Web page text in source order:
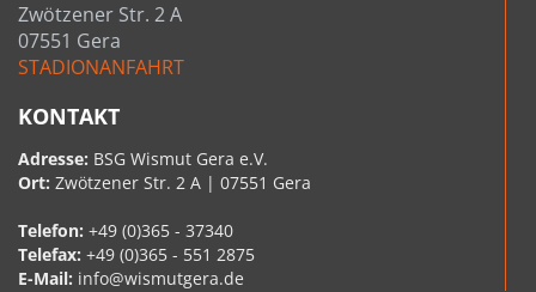
Zwötzener Str. 2 A
07551 Gera
STADIONANFAHRT
KONTAKT
Adresse: BSG Wismut Gera e.V.
Ort: Zwötzener Str. 2 A | 07551 Gera
Telefon: +49 (0)365 - 37340
Telefax: +49 (0)365 - 551 2875
E-Mail: info@wismutgera.de